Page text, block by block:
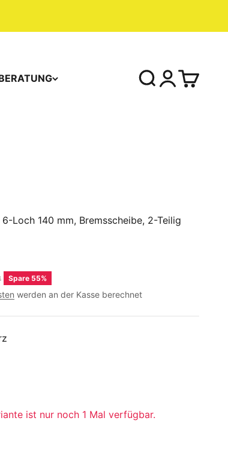
Loch 140 mm, Bremsscheibe, 2-Teilig
Spare 55%
werden an der Kasse berechnet
ist nur noch 1 Mal verfügbar.